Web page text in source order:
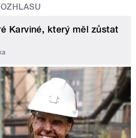
Karviné, který měl zůstat